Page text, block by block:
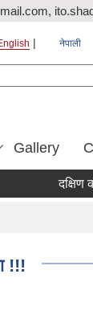
नेपाली
Gallery
दक्षिण
!!!